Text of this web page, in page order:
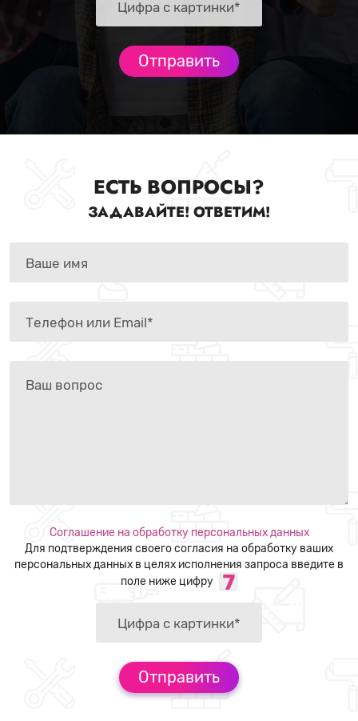
ЕСТЬ ВОПРОСЫ?
ЗАДАВАЙТЕ! ОТВЕТИМ!
Соглашение на обработку персональных данных
Для подтверждения своего согласия на обработку ваших
персональных данных в целях исполнения запроса введите в
поле ниже цифру